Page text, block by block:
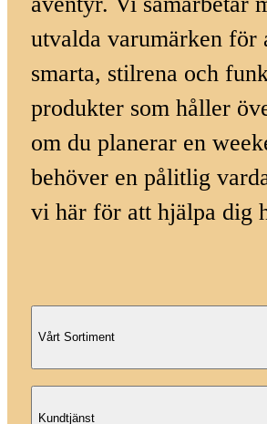
utvalda varumärken för
smarta, stilrena och
produkter som håller
om du planerar en
behöver en pålitlig
vi här för att hjälpa dig
Vårt Sortiment
Kundtjänst